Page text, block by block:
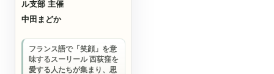
ル支部 主催
中田まどか
フランス語で「笑顔」を意
味するスーリール 西荻窪を
愛する人たちが集まり、思